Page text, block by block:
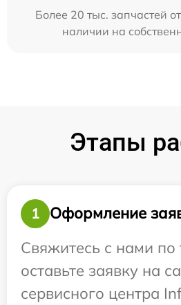
Более 20 тыс. запчастей
наличии на
Этапы
1
Оформление
Свяжитесь с нами
оставьте заявку на
сервисного центра